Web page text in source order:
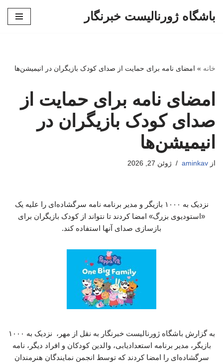
باشگاه ژورنالیست خبرنگار
خانه » امضای نامه برای حمایت از صدای کودک بازیگران در انیمیشن‌ها
امضای نامه برای حمایت از
صدای کودک بازیگران در
انیمیشن‌ها
از aminkav ژوئن 27, 2026
نزدیک به ۱۰۰۰ بازیگر و مدیر برنامه نامه سرگشاده‌ای را علیه یک
«استودیوی بزرگ» امضا کردند تا نتواند از کودک بازیگران برای
بازسازی صدای آنها استفاده کند.
به گزارش باشگاه ژورنالیست خبرنگار به نقل از مهر، نزدیک به ۱۰۰۰
بازیگر، مدیر برنامه استعدادیابی، والدین کودکان و افراد دیگر، نامه
سرگشاده‌ای را امضا کردند که توسط انجمن نمایندگان هنرمندان